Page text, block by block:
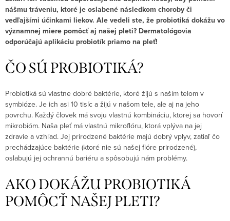
nášmu tráveniu, ktoré je oslabené následkom choroby či
vedľajšími účinkami liekov. Ale vedeli ste, že probiotiká dokážu vo
významnej miere pomôcť aj našej pleti? Dermatológovia
odporúčajú aplikáciu probiotík priamo na pleť!
ČO SÚ PROBIOTIKÁ?
Probiotiká sú vlastne dobré baktérie, ktoré žijú s naším telom v
symbióze. Je ich asi 10 tisíc a žijú v našom tele, ale aj na jeho
povrchu. Každý človek má svoju vlastnú kombináciu, ktorej sa hovorí
mikrobióm. Naša pleť má vlastnú mikroflóru, ktorá vplýva na jej
zdravie a vzhľad. Jej prirodzené baktérie majú dobrý vplyv, zatiaľ čo
prechádzajúce baktérie (ktoré nie sú našej flóre prirodzené),
oslabujú jej ochrannú bariéru a spôsobujú nám problémy.
AKO DOKÁŽU PROBIOTIKÁ
POMÔCŤ NAŠEJ PLETI?